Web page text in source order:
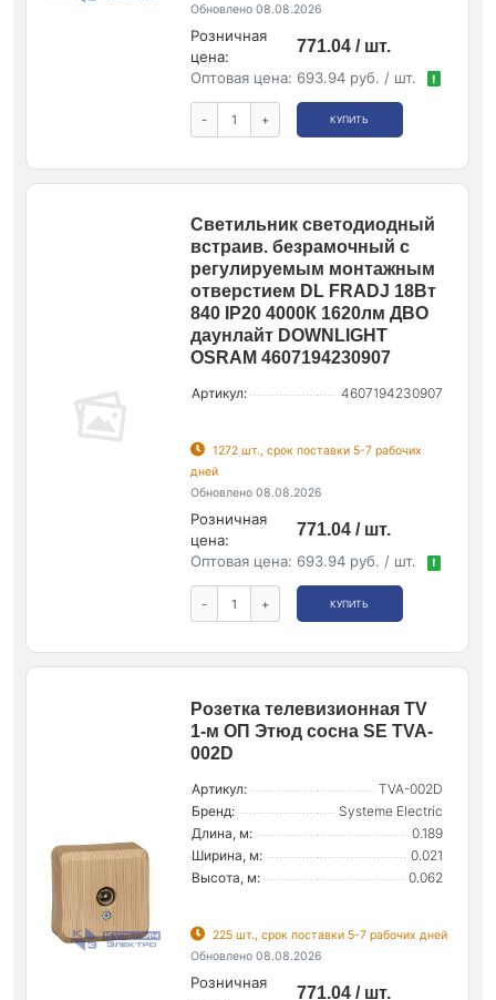
Обновлено 08.08.2026
Розничная
цена:
771.04 / шт.
Оптовая цена: 693.94 руб. / шт. !
- + КУПИТЬ
Светильник светодиодный
встраив. безрамочный с
регулируемым монтажным
отверстием DL FRADJ 18Вт
840 IP20 4000К 1620лм ДВО
даунлайт DOWNLIGHT
OSRAM 4607194230907
Артикул: 4607194230907
1272 шт., срок поставки 5-7 рабочих
дней
Обновлено 08.08.2026
Розничная
цена:
771.04 / шт.
Оптовая цена: 693.94 руб. / шт. !
- + КУПИТЬ
Розетка телевизионная TV
1-м ОП Этюд сосна SE TVA-
002D
Артикул:
TVA-002D
Бренд:
Systeme Electric
Длина, м:
0.189
Ширина, м:
0.021
Высота, м:
0.062
225 шт., срок поставки 5-7 рабочих дней
Обновлено 08.08.2026
Розничная
771.04 / шт.